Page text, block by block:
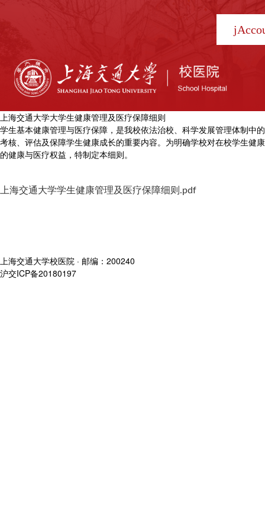
上海交通大学大学生健康管理及医疗保障细则
学生基本健康管理与医疗保障，是我校依法治校、科学发展管理体制中
考核、评估及保障学生健康成长的重要内容。为明确学校对在校学生健
的健康与医疗权益，特制定本细则。
上海交通大学学生健康管理及医疗保障细则.pdf
上海交通大学校医院 · 邮编：200240
沪交ICP备20180197